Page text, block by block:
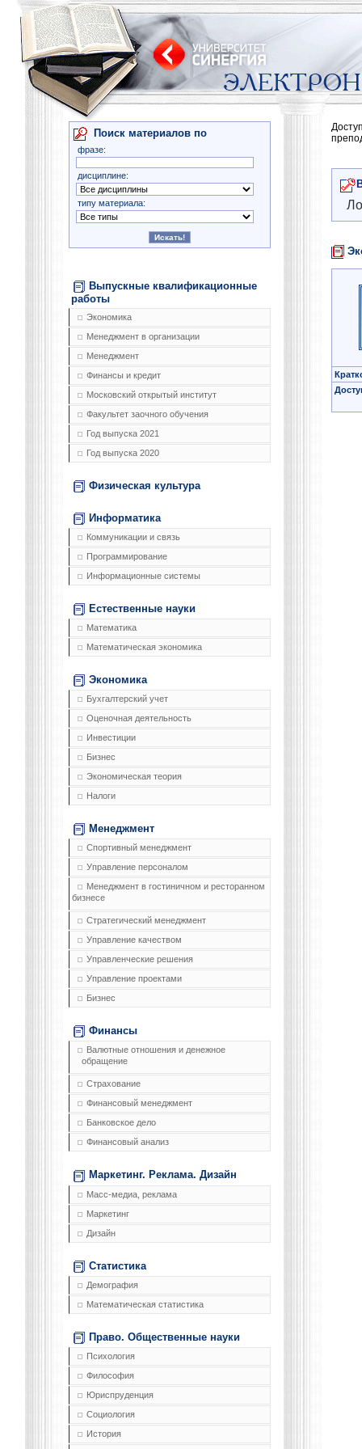
Поиск материалов по
фразе:
дисциплине:
типу материала:
Выпускные квалификационные
работы
Экономика
Менеджмент в организации
Менеджмент
Финансы и кредит
Московский открытый институт
Факультет заочного обучения
Год выпуска 2021
Год выпуска 2020
Физическая культура
Информатика
Коммуникации и связь
Программирование
Информационные системы
Естественные науки
Математика
Математическая экономика
Экономика
Бухгалтерский учет
Оценочная деятельность
Инвестиции
Бизнес
Экономическая теория
Налоги
Менеджмент
Спортивный менеджмент
Управление персоналом
Менеджмент в гостиничном и ресторанном
бизнесе
Стратегический менеджмент
Управление качеством
Управленческие решения
Управление проектами
Бизнес
Финансы
Валютные отношения и денежное
обращение
Страхование
Финансовый менеджмент
Банковское дело
Финансовый анализ
Маркетинг. Реклама. Дизайн
Масс-медиа, реклама
Маркетинг
Дизайн
Статистика
Демография
Математическая статистика
Право. Общественные науки
Психология
Философия
Юриспруденция
Социология
История